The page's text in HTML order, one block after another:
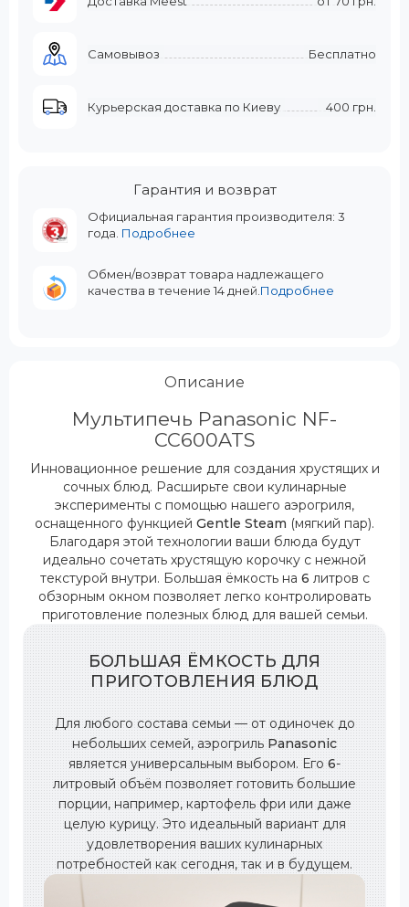
Самовывоз Бесплатно
Курьерская доставка по Киеву 400 грн.
Гарантия и возврат
Официальная гарантия производителя: 3
года. Подробнее
Обмен/возврат товара надлежащего
качества в течение 14 дней. Подробнее
Описание
Мультипечь Panasonic NF-
CC600ATS
Инновационное решение для создания хрустящих и
сочных блюд. Расширьте свои кулинарные
эксперименты с помощью нашего аэрогриля,
оснащенного функцией Gentle Steam (мягкий пар).
Благодаря этой технологии ваши блюда будут
идеально сочетать хрустящую корочку с нежной
текстурой внутри. Большая ёмкость на 6 литров с
обзорным окном позволяет легко контролировать
приготовление полезных блюд для вашей семьи.
БОЛЬШАЯ ЁМКОСТЬ ДЛЯ
ПРИГОТОВЛЕНИЯ БЛЮД
Для любого состава семьи — от одиночек до
небольших семей, аэрогрильPanasonic
является универсальным выбором. Его6-
литровый объём позволяет готовить большие
порции, например, картофель фри или даже
целую курицу. Это идеальный вариант для
удовлетворения ваших кулинарных
потребностей как сегодня, так и в будущем.